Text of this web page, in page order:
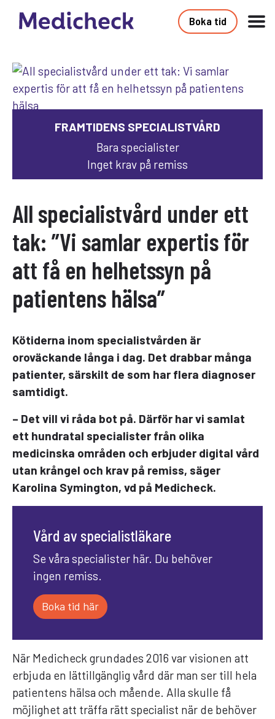
Boka tid
FRAMTIDENS SPECIALISTVÅRD
Bara specialister
Inget krav på remiss
All specialistvård under ett
tak: ”Vi samlar expertis för
att få en helhetssyn på
patientens hälsa”
Kötiderna inom specialistvården är
oroväckande långa i dag. Det drabbar många
patienter, särskilt de som har flera diagnoser
samtidigt.
– Det vill vi råda bot på. Därför har vi samlat
ett hundratal specialister från olika
medicinska områden och erbjuder digital vård
utan krångel och krav på remiss, säger
Karolina Symington, vd på Medicheck.
Vård av specialistläkare
Se våra specialister här. Du behöver
ingen remiss.
Boka tid här
När Medicheck grundades 2016 var visionen att
erbjuda en lättillgänglig vård där man ser till hela
patientens hälsa och mående. Alla skulle få
möjlighet att träffa rätt specialist när de behöver